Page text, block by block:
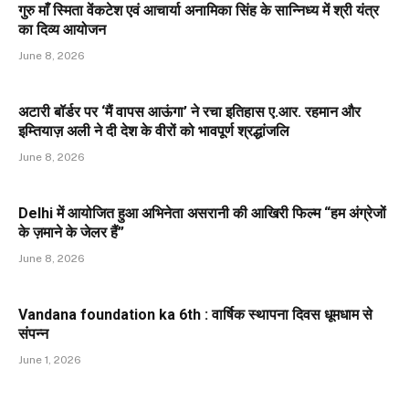
गुरु माँ स्मिता वेंकटेश एवं आचार्या अनामिका सिंह के सान्निध्य में श्री यंत्र
का दिव्य आयोजन
June 8, 2026
अटारी बॉर्डर पर ‘मैं वापस आऊंगा’ ने रचा इतिहास ए.आर. रहमान और
इम्तियाज़ अली ने दी देश के वीरों को भावपूर्ण श्रद्धांजलि
June 8, 2026
Delhi में आयोजित हुआ अभिनेता असरानी की आखिरी फिल्म “हम अंग्रेजों
के ज़माने के जेलर हैं”
June 8, 2026
Vandana foundation ka 6th : वार्षिक स्थापना दिवस धूमधाम से
संपन्न
June 1, 2026